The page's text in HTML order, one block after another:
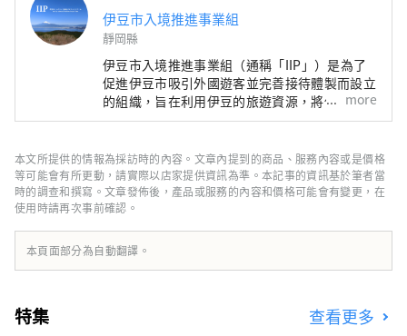
伊豆市入境推進事業組
靜岡縣
伊豆市入境推進事業組（通稱「IIP」）是為了
促進伊豆市吸引外國遊客並完善接待體製而設立
的組織，旨在利用伊豆的旅遊資源，將伊豆打造
為具有魅力的國際旅遊城市。 伊豆市自然資源
旅遊景點。交通便利，從東京搭火車約兩小時交
通，是一日遊或週末度假的理想之地。 [關於封
面圖的說明] 封面圖片是伊豆市色彩攝影比賽的
得獎作品。 攝影者：大島宏樹 作品名稱：《輕
雪的色彩》 禁止未經授權使用和複製封面圖
片。 有關封面圖片的使用方法，請確認伊豆市
more
本文所提供的情報為採訪時的內容。文章內提到的商品、服務內容或是價格
等可能會有所更動，請實際以店家提供資訊為準。本記事的資訊基於筆者當
時的調查和撰寫。文章發佈後，產品或服務的內容和價格可能會有變更，在
使用時請再次事前確認。
本頁面部分為自動翻譯。
特集 查看更多